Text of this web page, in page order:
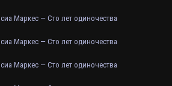
Маркес — Сто лет одиночества
Маркес — Сто лет одиночества
Маркес — Сто лет одиночества